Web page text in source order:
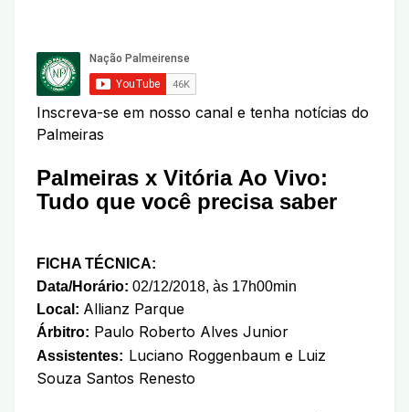
Inscreva-se em nosso canal e tenha notícias do
Palmeiras
Palmeiras x VitóriaAo Vivo:
Tudo que você precisa saber
FICHA TÉCNICA:
Data/Horário: 02/12/2018, às 17h00min
Local: Allianz Parque
Árbitro: Paulo Roberto Alves Junior
Assistentes: Luciano Roggenbaum e Luiz
Souza Santos Renesto